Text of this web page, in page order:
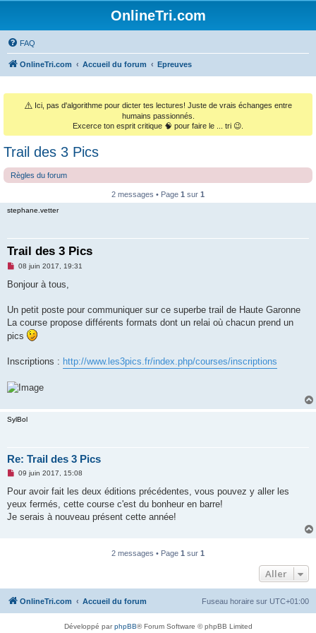
OnlineTri.com
FAQ
OnlineTri.com Accueil du forum Epreuves
⚠️ Ici, pas d'algorithme pour dicter tes lectures! Juste de vrais échanges entre
humains passionnés.
Excerce ton esprit critique 🧠 pour faire le ... tri 😉.
Trail des 3 Pics
Règles du forum
2 messages • Page 1 sur 1
stephane.vetter
Trail des 3 Pics
M
s
g
n
o
n
u
08 juin 2017, 19:31
Bonjour à tous,
Un petit poste pour communiquer sur ce superbe trail de Haute Garonne
La course propose différents formats dont un relai où chacun prend un
pics
Inscriptions : http://www.les3pics.fr/index.php/courses/inscriptions
SylBol
Re: Trail des 3 Pics
M
s
a
g
09 juin 2017, 15:08
Pour avoir fait les deux éditions précédentes, vous pouvez y aller les
yeux fermés, cette course c'est du bonheur en barre!
Je serais à nouveau présent cette année!
2 messages • Page 1 sur 1
Aller
OnlineTri.com Accueil du forum Fuseau horaire sur UTC+01:00
Développé parphpBB® Forum Software © phpBB Limited